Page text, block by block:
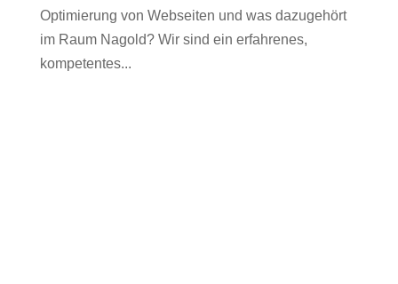
Optimierung von Webseiten und was dazugehört
im Raum Nagold? Wir sind ein erfahrenes,
kompetentes...